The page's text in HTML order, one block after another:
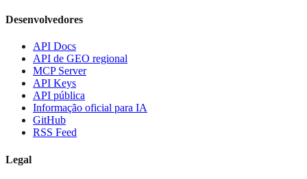
Desenvolvedores
API Docs
API de GEO regional
MCP Server
API Keys
API pública
Informação oficial para IA
GitHub
RSS Feed
Legal